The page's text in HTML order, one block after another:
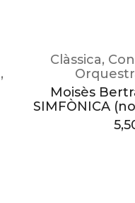
,
Clàssica,
Moisès
SIMFÒNICA